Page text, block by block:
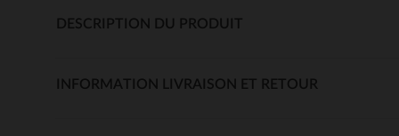
DESCRIPTION DU PRODUIT
INFORMATION LIVRAISON ET RETOUR